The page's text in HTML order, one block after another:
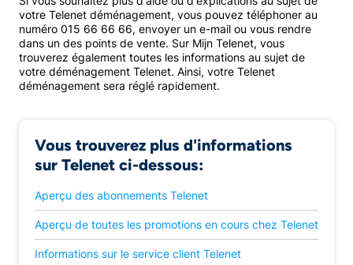
votre Telenet déménagement, vous pouvez téléphoner au
numéro 015 66 66 66, envoyer un e-mail ou vous rendre
dans un des points de vente. Sur Mijn Telenet, vous
trouverez également toutes les informations au sujet de
votre déménagement Telenet. Ainsi, votre Telenet
déménagement sera réglé rapidement.
Vous trouverez plus d'informations
sur Telenet ci-dessous:
Aperçu des abonnements Telenet
Aperçu de toutes les promotions en cours chez Telenet
Informations sur le service client Telenet